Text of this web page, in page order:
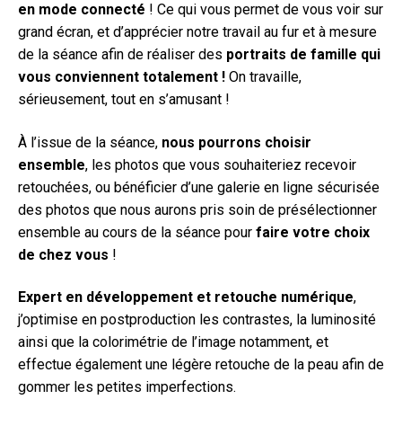
en mode connecté ! Ce qui vous permet de vous voir sur
grand écran, et d’apprécier notre travail au fur et à mesure
de la séance afin de réaliser des portraits de famille qui
vous conviennent totalement ! On travaille,
sérieusement, tout en s’amusant !
À l’issue de la séance, nous pourrons choisir
ensemble, les photos que vous souhaiteriez recevoir
retouchées, ou bénéficier d’une galerie en ligne sécurisée
des photos que nous aurons pris soin de présélectionner
ensemble au cours de la séance pour faire votre choix
de chez vous !
Expert en développement et retouche numérique,
j’optimise en postproduction les contrastes, la luminosité
ainsi que la colorimétrie de l’image notamment, et
effectue également une légère retouche de la peau afin de
gommer les petites imperfections.